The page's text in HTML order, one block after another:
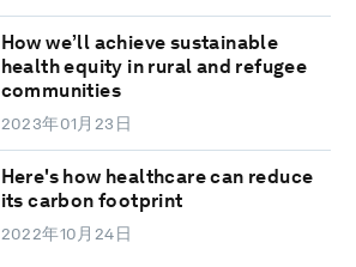
How we’ll achieve sustainable
health equity in rural and refugee
communities
2023年01月23日
Here's how healthcare can reduce
its carbon footprint
2022年10月24日